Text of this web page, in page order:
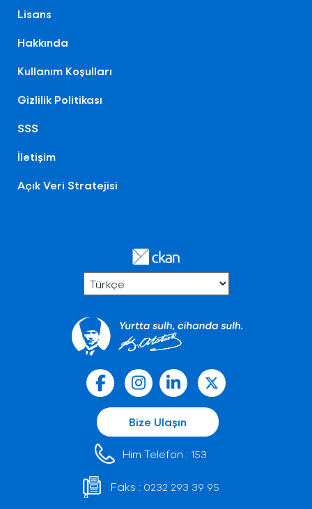
Lisans
Hakkında
Kullanım Koşulları
Gizlilik Politikası
SSS
İletişim
Açık Veri Stratejisi
Bize Ulaşın
Him Telefon : 153
Faks : 0232 293 39 95